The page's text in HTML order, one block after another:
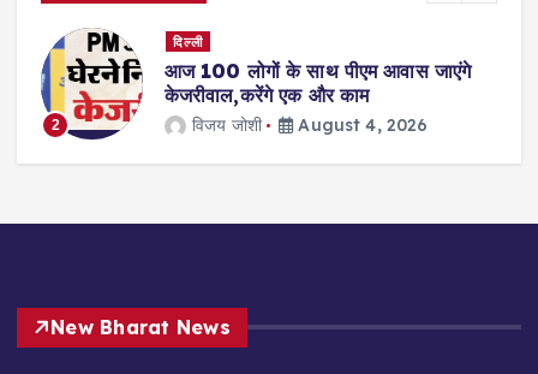
2
दिल्ली
आज 100 लोगों के साथ पीएम आवास जाएंगे
केजरीवाल,करेंगे एक और काम
विजय जोशी August 4, 2026
New Bharat News